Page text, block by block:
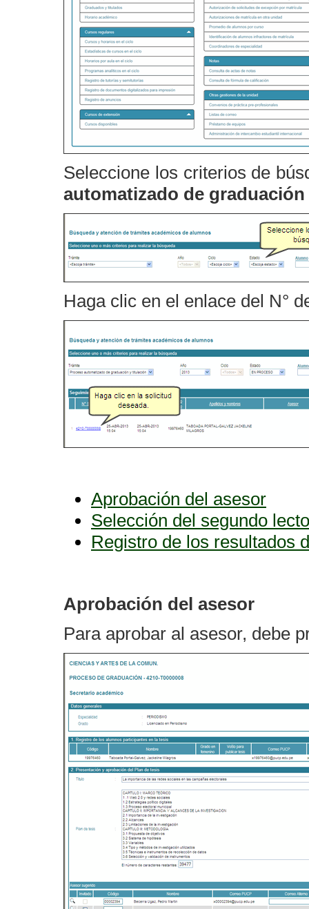
Seleccione los criterios de
automatizado de
Haga clic en el enlace del N°
Aprobación del asesor
Selección del segundo
Registro de los resultados
Aprobación del asesor
Para aprobar al asesor, debe